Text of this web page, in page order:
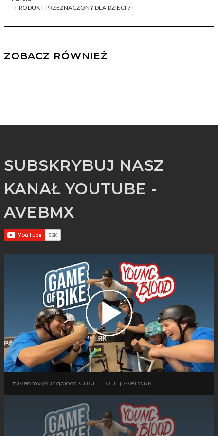
- PRODUKT PRZEZNACZONY DLA DZIECI 7+
ZOBACZ RÓWNIEŻ
SUBSKRYBUJ NASZ
KANAŁ YOUTUBE -
AVEBMX
#avebmxyoungblood CHALLENGE | AvePARK